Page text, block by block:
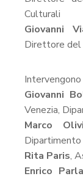
Culturali
Giovanni
Direttore del
Intervengono
Giovanni
Venezia,
Marco Olivi
Rita Paris,
Enrico